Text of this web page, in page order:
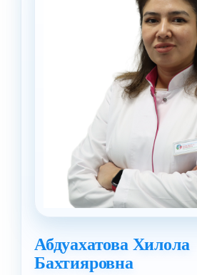
Абдуахатова Хилола
Бахтияровна